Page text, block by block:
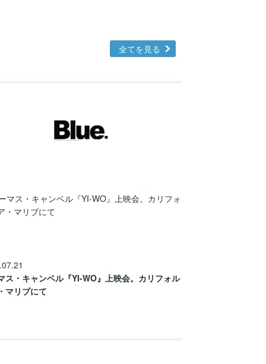
全てを見る
ス・キャンベル『YI-WO』上映会。カリフォル
マリブにて